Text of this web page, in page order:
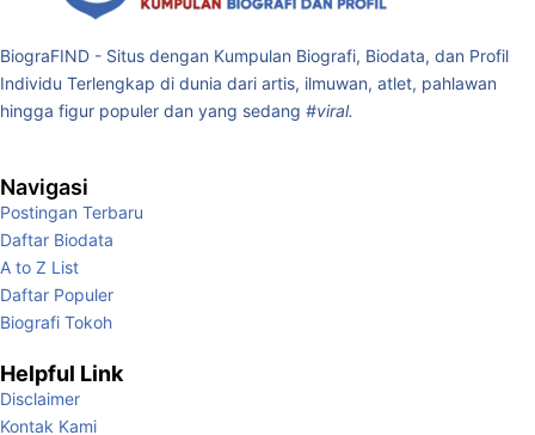
BiograFIND - Situs dengan Kumpulan Biografi, Biodata, dan Profil
Individu Terlengkap di dunia dari artis, ilmuwan, atlet, pahlawan
hingga figur populer dan yang sedang #viral.
Navigasi
Postingan Terbaru
Daftar Biodata
A to Z List
Daftar Populer
Biografi Tokoh
Helpful Link
Disclaimer
Kontak Kami